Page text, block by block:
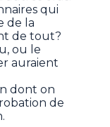
qui
de la
de tout?
ou le
auraient
dont on
de